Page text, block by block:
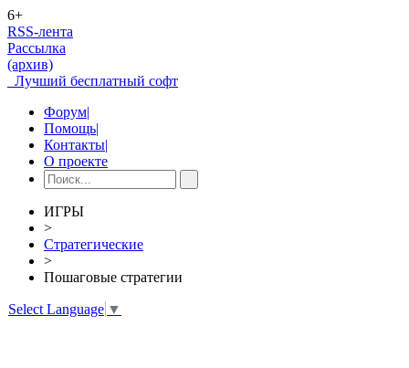
6+
RSS-лента
Рассылка
(архив)
Лучший бесплатный софт
Форум|
Помощь|
Контакты|
О проекте
ИГРЫ
>
Стратегические
>
Пошаговые стратегии
Select Language ▼